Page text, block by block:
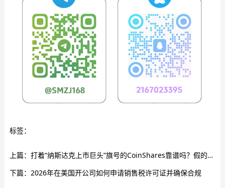
标签：
上篇： 打着“纳斯达克上市巨头”旗号的CoinShares靠谱吗？假的！你手机里那个要你充值U的CoinShares，服务器在重庆，后台是一套国内烂大街的低代码模板。
下篇： 2026年在美国开公司如何申请销售税许可证并确保合规